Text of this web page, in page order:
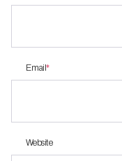
Email*
Website